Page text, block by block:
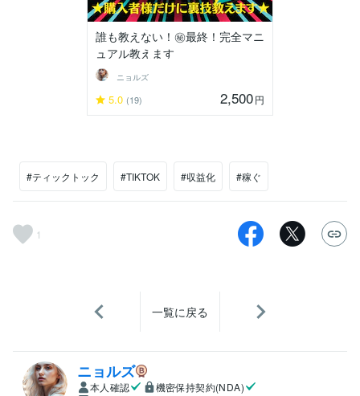
誰も教えない！㊙️最終！完全マニ
ュアル教えます
ニョルズ
5.0 (19) 2,500円
#ティックトック #TIKTOK #収益化 #稼ぐ
1
一覧に戻る
ニョルズ
本人確認
機密保持契約(NDA)